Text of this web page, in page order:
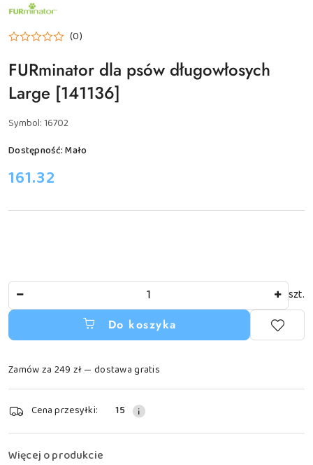
PRODUCENTA:
FURMINATOR
(0)
FURminator dla psów długowłosych
Large [141136]
Symbol:16702
Dostępność:Mało
cena:
161.32
Ilość szt.
Do koszyka
Zamów za 249 zł — dostawa gratis
Dostępność
i
dostawa
Cena przesyłki: 15
Więcej o produkcie